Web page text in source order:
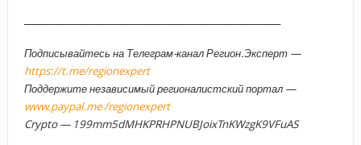
Подписывайтесь на Телеграм-канал Регион.Эксперт —
https://t.me/regionexpert
Поддержите независимый регионалистский портал —
www.paypal.me /regionexpert
Crypto — 199mm5dMHKPRHPNUBJoixTnKWzgK9VFuAS